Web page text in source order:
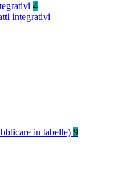
4
integrativi
in tabelle) 9